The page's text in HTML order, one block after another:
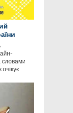
словами